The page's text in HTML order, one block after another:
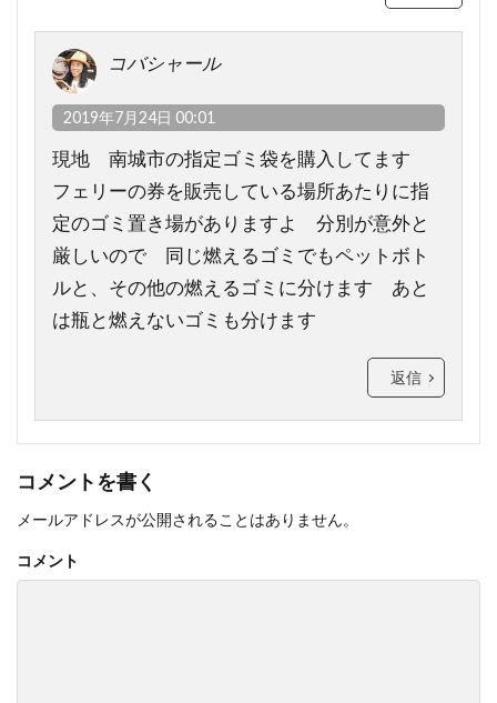
コバシャール
2019年7月24日 00:01
現地 南城市の指定ゴミ袋を購入してます
フェリーの券を販売している場所あたりに指
定のゴミ置き場がありますよ 分別が意外と
厳しいので 同じ燃えるゴミでもペットボト
ルと、その他の燃えるゴミに分けます あと
は瓶と燃えないゴミも分けます
返信
コメントを書く
メールアドレスが公開されることはありません。
コメント